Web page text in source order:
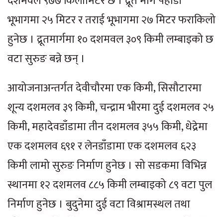
भूभागमा २५ मिटर र तराई भूभागमा २७ मिटर फराकिलो
हुनेछ । द्रूतमार्गमा १० दशमवल ३०९ किमी लम्बाइको छ
वटा सुरुङ बन्ने छन् ।
आयोजनाअन्तर्गत देवीचौरमा एक किमी, सिसौटारमा
शून्य दशमलव ३९ किमी, चन्द्राम भीरमा दुई दशमलव २५
किमी, महादेवडाँडामा तीन दशमलव ३५५ किमी, धेद्रेमा
एक दशमलव ६९१ र लेनडाँडामा एक दशमलव ६२३
किमी लामो सुरुङ निर्माण हुनेछ । सो सडकमा विभिन्न
स्थानमा १२ दशमलव ८८५ किमी लम्बाइको ८९ वटा पुल
निर्माण हुनेछ । बुदुनेमा दुई वटा विश्रामस्थल तथा